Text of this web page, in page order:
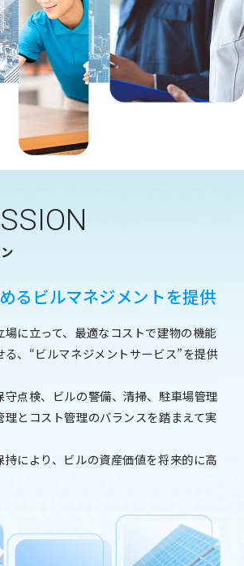
るビルマネジメントを提供
場に立って、最適なコストで建物の機能
る、“ビルマネジメントサービス”を提供
点検、ビルの警備、清掃、駐車場管理
とコスト管理のバランスを踏まえて実
により、ビルの資産価値を将来的に高